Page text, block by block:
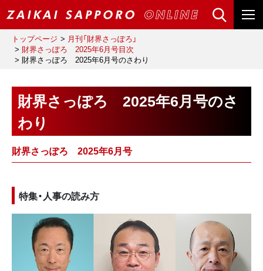
トップページ
月刊「財界さっぽろ」
財界さっぽろ 2025年6月号目次
財界さっぽろ 2025年6月号のさわり
財界さっぽろ 2025年6月号のさ
わり
財界さっぽろ 2025年6月号
特集・人事の読み方